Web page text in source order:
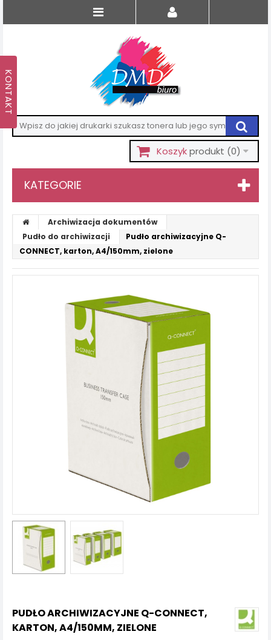
Koszykprodukt (0)
KATEGORIE
Archiwizacja dokumentów
Pudło do archiwizacji
Pudło archiwizacyjne Q-
CONNECT, karton, A4/150mm, zielone
PUDŁO ARCHIWIZACYJNE Q-CONNECT,
KARTON, A4/150MM, ZIELONE